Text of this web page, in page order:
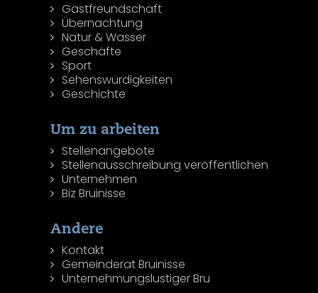
Gastfreundschaft
Übernachtung
Natur & Wasser
Geschäfte
Sport
Sehenswürdigkeiten
Geschichte
Um zu arbeiten
Stellenangebote
Stellenausschreibung veröffentlichen
Unternehmen
Biz Bruinisse
Andere
Kontakt
Gemeinderat Bruinisse
Unternehmungslustiger Bru